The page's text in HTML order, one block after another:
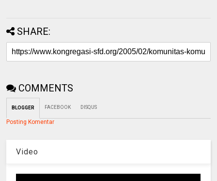
SHARE:
COMMENTS
BLOGGER FACEBOOK DISQUS
Posting Komentar
Video